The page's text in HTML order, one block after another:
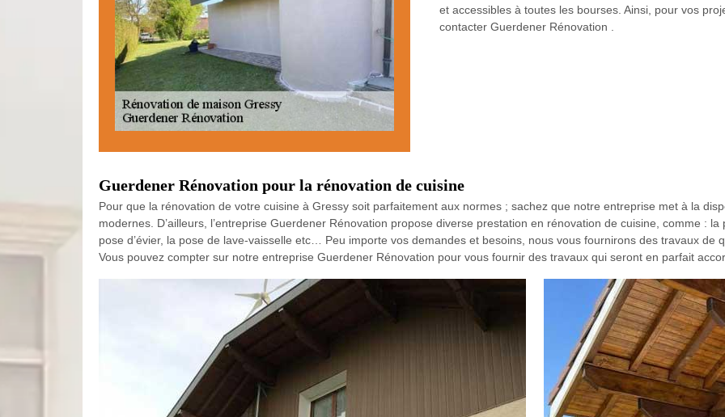
et accessibles à toutes les bourses. Ainsi, pour vos
contacter Guerdener Rénovation .
Guerdener Rénovation pour la rénovation de cuisine
Pour que la rénovation de votre cuisine à Gressy soit parfaitement aux normes ; sachez que notre entreprise met à la
modernes. D’ailleurs, l’entreprise Guerdener Rénovation propose diverse prestation en rénovation de cuisine, comme :
pose d’évier, la pose de lave-vaisselle etc… Peu importe vos demandes et besoins, nous vous fournirons des travaux de
Vous pouvez compter sur notre entreprise Guerdener Rénovation pour vous fournir des travaux qui seront en parfait